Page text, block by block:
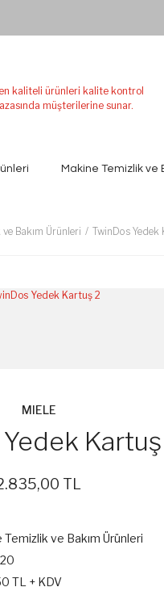
Makine Temizlik ve
Bakım Ürünleri TwinDos Yedek
MIELE
TL
Temizlik ve Bakım Ürünleri
TL + KDV